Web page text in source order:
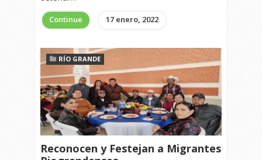
Continue 17 enero, 2022
RÍO GRANDE
Reconocen y Festejan a Migrantes